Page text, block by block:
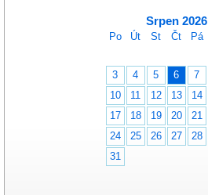
Srpen 2026
Po Út St Čt Pá
3
4 5 6 7
10
11 12 13 14
17
18 19 20 21
24
25 26 27 28
31